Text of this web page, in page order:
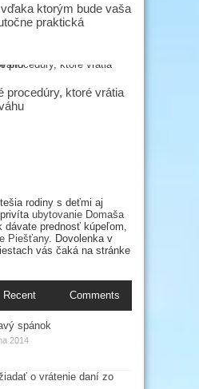
ktorým bude vaša
praktická
procedúry, ktoré vrátia
rodiny s deťmi aj
ubytovanie Domaša
dávate prednosť kúpeľom,
Piešťany. Dovolenka v
vás čaká na stránke
Recent Comments
spánok
2014